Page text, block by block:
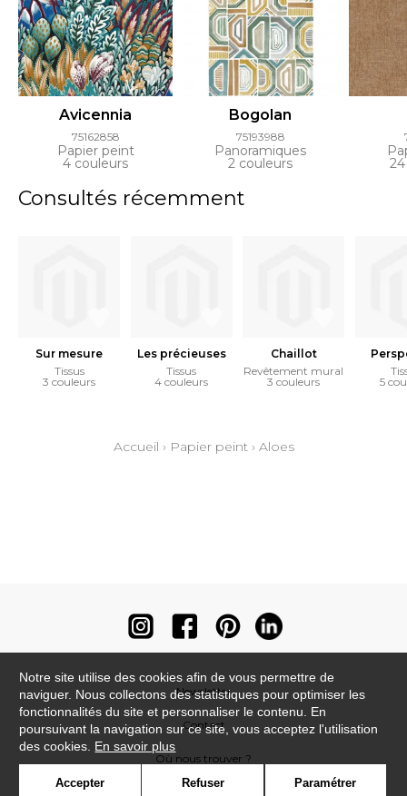
Avicennia
75162858
Papier peint
4 couleurs
Bogolan
75193988
Panoramiques
2 couleurs
Consultés récemment
Sur mesure
Tissus
3 couleurs
Les précieuses
Tissus
4 couleurs
Chaillot
Revêtement mural
3 couleurs
5
Accueil › Papier peint› Aloes
Newsletter
Contact
Où nous trouver ?
Notre site utilise des cookies afin de vous permettre de
naviguer. Nous collectons des statistiques pour optimiser les
fonctionnalités du site et personnaliser le contenu. En
poursuivant la navigation sur ce site, vous acceptez l'utilisation
des cookies. En savoir plus
Accepter Refuser Paramétrer